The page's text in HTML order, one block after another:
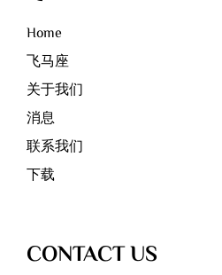
Home
飞马座
关于我们
消息
联系我们
下载
CONTACT US